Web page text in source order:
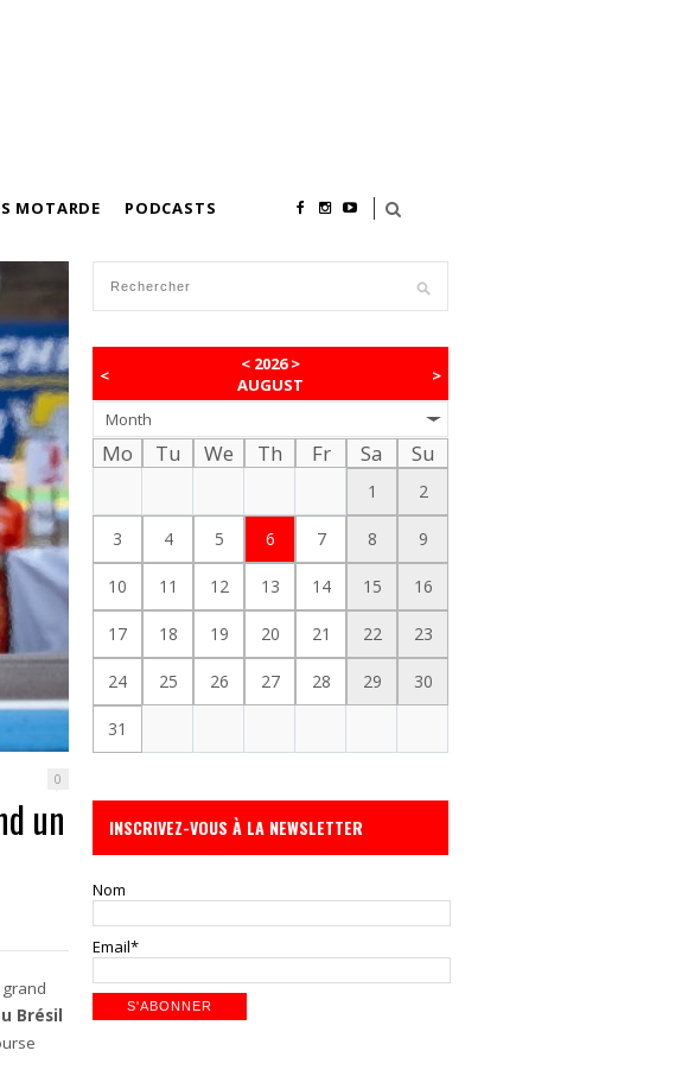
MOTARDE PODCASTS
0
un
Brésil
<
< 2026>
AUGUST
>
Month
Mo Tu We Th Fr Sa Su
1 2
3 4 5 6 7 8 9
10 11 12 13 14 15 16
17 18 19 20 21 22 23
24 25 26 27 28 29 30
31
INSCRIVEZ-VOUS À LA NEWSLETTER
Nom
Email*